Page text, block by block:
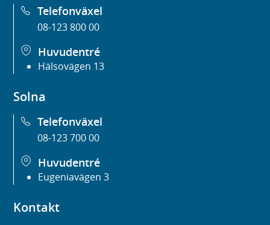
Telefonväxel
08-123 800 00
Huvudentré
Hälsovägen 13
Solna
Telefonväxel
08-123 700 00
Huvudentré
Eugeniavägen 3
Kontakt